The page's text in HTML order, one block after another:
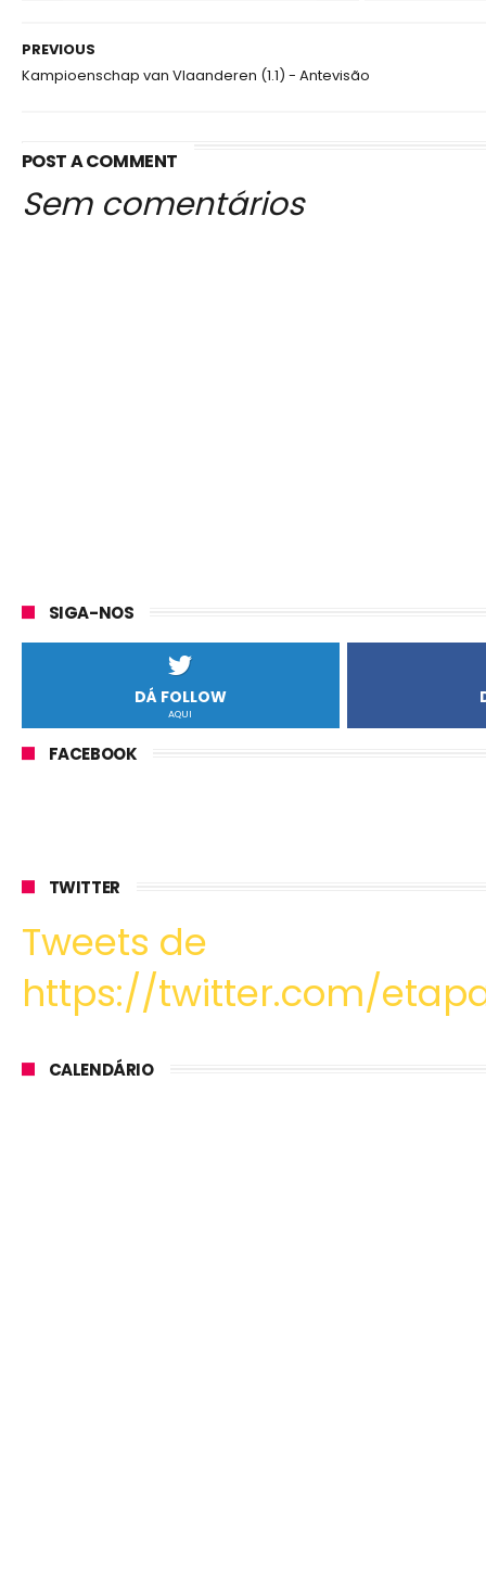
PREVIOUS
Kampioenschap van Vlaanderen (1.1) - Antevisão
POST A COMMENT
Sem comentários
SIGA-NOS
DÁ FOLLOW
AQUI
FACEBOOK
TWITTER
Tweets de
https://twitter.com/
CALENDÁRIO